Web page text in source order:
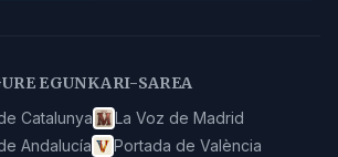
EGUNKARI-SAREA
Catalunya
La Voz de Madrid
Andalucía
Portada de València